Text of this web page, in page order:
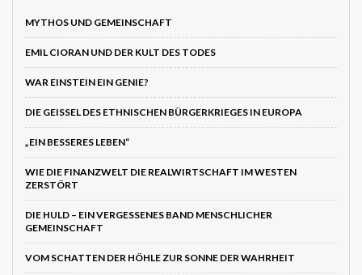
MYTHOS UND GEMEINSCHAFT
EMIL CIORAN UND DER KULT DES TODES
WAR EINSTEIN EIN GENIE?
DIE GEISSEL DES ETHNISCHEN BÜRGERKRIEGES IN EUROPA
„EIN BESSERES LEBEN“
WIE DIE FINANZWELT DIE REALWIRTSCHAFT IM WESTEN
ZERSTÖRT
DIE HULD – EIN VERGESSENES BAND MENSCHLICHER
GEMEINSCHAFT
VOM SCHATTEN DER HÖHLE ZUR SONNE DER WAHRHEIT